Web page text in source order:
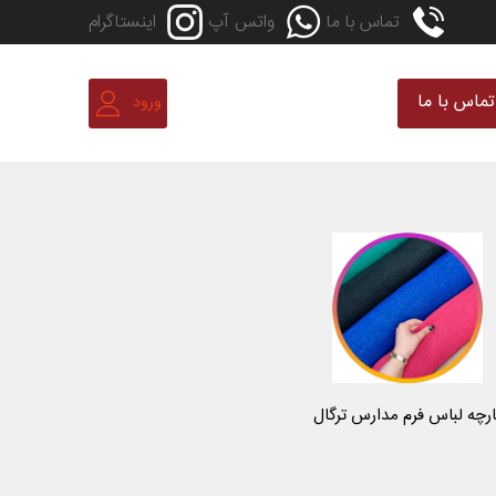
تماس با ما واتس آپ اینستاگرام
تماس با ما ورود
لباس فرم مدارس ترگال